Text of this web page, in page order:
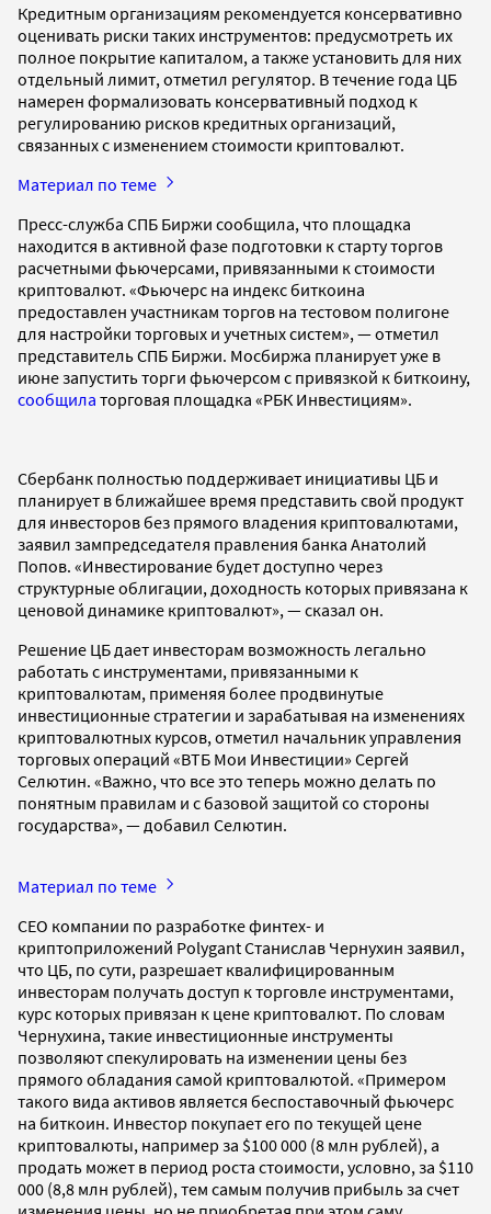
Кредитным организациям рекомендуется консервативно
оценивать риски таких инструментов: предусмотреть их
полное покрытие капиталом, а также установить для них
отдельный лимит, отметил регулятор. В течение года ЦБ
намерен формализовать консервативный подход к
регулированию рисков кредитных организаций,
связанных с изменением стоимости криптовалют.
Материал по теме
Пресс-служба СПБ Биржи сообщила, что площадка
находится в активной фазе подготовки к старту торгов
расчетными фьючерсами, привязанными к стоимости
криптовалют. «Фьючерс на индекс биткоина
предоставлен участникам торгов на тестовом полигоне
для настройки торговых и учетных систем», — отметил
представитель СПБ Биржи. Мосбиржа планирует уже в
июне запустить торги фьючерсом с привязкой к биткоину,
сообщила торговая площадка «РБК Инвестициям».
Сбербанк полностью поддерживает инициативы ЦБ и
планирует в ближайшее время представить свой продукт
для инвесторов без прямого владения криптовалютами,
заявил зампредседателя правления банка Анатолий
Попов. «Инвестирование будет доступно через
структурные облигации, доходность которых привязана к
ценовой динамике криптовалют», — сказал он.
Решение ЦБ дает инвесторам возможность легально
работать с инструментами, привязанными к
криптовалютам, применяя более продвинутые
инвестиционные стратегии и зарабатывая на изменениях
криптовалютных курсов, отметил начальник управления
торговых операций «ВТБ Мои Инвестиции» Сергей
Селютин. «Важно, что все это теперь можно делать по
понятным правилам и с базовой защитой со стороны
государства», — добавил Селютин.
Материал по теме
CEO компании по разработке финтех- и
криптоприложений Polygant Станислав Чернухин заявил,
что ЦБ, по сути, разрешает квалифицированным
инвесторам получать доступ к торговле инструментами,
курс которых привязан к цене криптовалют. По словам
Чернухина, такие инвестиционные инструменты
позволяют спекулировать на изменении цены без
прямого обладания самой криптовалютой. «Примером
такого вида активов является беспоставочный фьючерс
на биткоин. Инвестор покупает его по текущей цене
криптовалюты, например за $100 000 (8 млн рублей), а
продать может в период роста стоимости, условно, за $110
000 (8,8 млн рублей), тем самым получив прибыль за счет